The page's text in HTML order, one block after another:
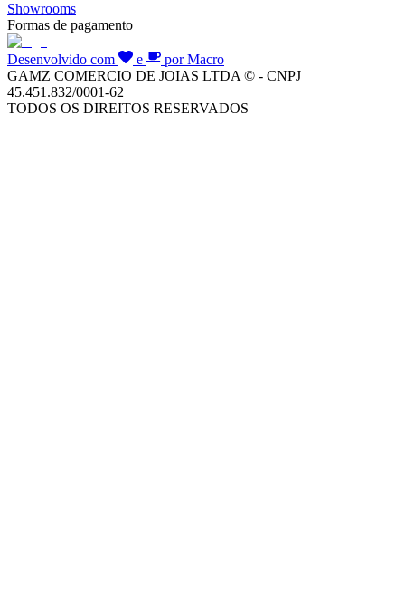
Showrooms
Formas de pagamento
Desenvolvido com e
por Macro
GAMZ COMERCIO DE JOIAS LTDA © - CNPJ
45.451.832/0001-62
TODOS OS DIREITOS RESERVADOS